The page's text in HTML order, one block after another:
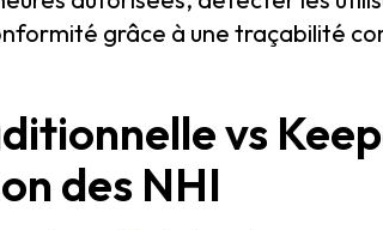
grâce à une traçabilité
vs
des NHI